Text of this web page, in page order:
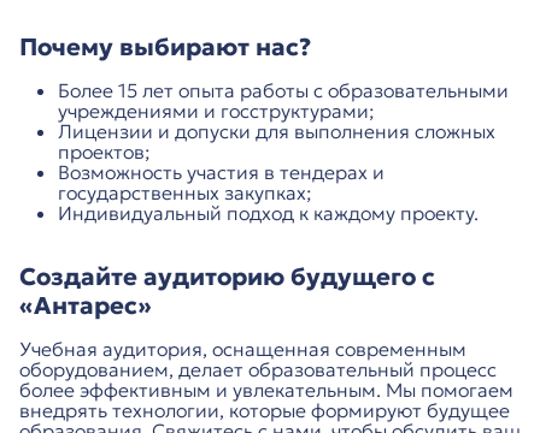
Почему выбирают нас?
Более 15 лет опыта работы с образовательными
учреждениями и госструктурами;
Лицензии и допуски для выполнения сложных
проектов;
Возможность участия в тендерах и
государственных закупках;
Индивидуальный подход к каждому проекту.
Создайте аудиторию будущего с
«Антарес»
Учебная аудитория, оснащенная современным
оборудованием, делает образовательный процесс
более эффективным и увлекательным. Мы помогаем
внедрять технологии, которые формируют будущее